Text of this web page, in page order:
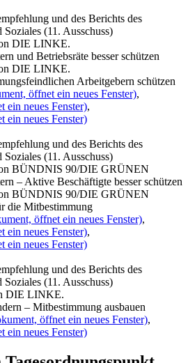
und des Berichts des
(11. Ausschuss)
DIE LINKE.
und Betriebsräte besser schützen
DIE LINKE.
Arbeitgebern schützen
öffnet ein neues Fenster),
ein neues Fenster),
ein neues Fenster)
und des Berichts des
(11. Ausschuss)
BÜNDNIS 90/DIE GRÜNEN
– Aktive Beschäftigte besser schützen
BÜNDNIS 90/DIE GRÜNEN
die Mitbestimmung
öffnet ein neues Fenster),
ein neues Fenster),
ein neues Fenster)
und des Berichts des
(11. Ausschuss)
DIE LINKE.
– Mitbestimmung ausbauen
öffnet ein neues Fenster),
ein neues Fenster)